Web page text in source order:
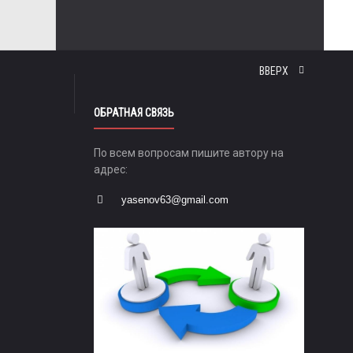
ВВЕРХ
ОБРАТНАЯ СВЯЗЬ
По всем вопросам пишите автору на
адрес:
yasenov63@gmail.com